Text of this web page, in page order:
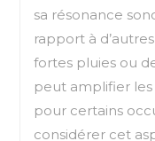
sa résonance
rapport à
fortes pluies ou
peut amplifier
pour certains
considérer cet